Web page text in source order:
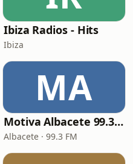
Ibiza Radios - Hits
Ibiza
MA
Motiva Albacete 99.3 FM
Albacete · 99.3 FM